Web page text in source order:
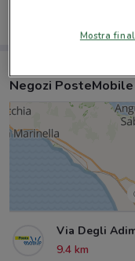
Negozi
Via Degli
9.4 km
Mostra